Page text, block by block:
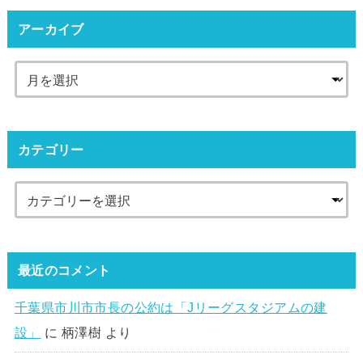
アーカイブ
カテゴリー
最近のコメント
千葉県市川市市長の公約は「Jリーグスタジアムの建
設」
に 柄澤樹 より